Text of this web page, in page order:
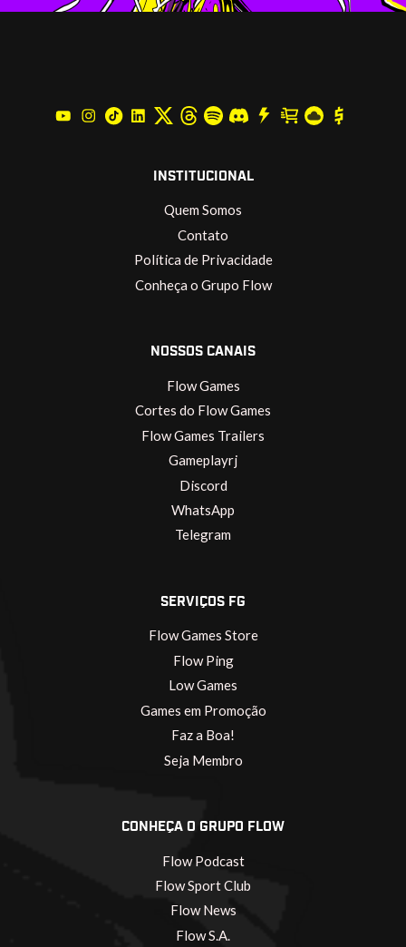
INSTITUCIONAL
Quem Somos
Contato
Política de Privacidade
Conheça o Grupo Flow
NOSSOS CANAIS
Flow Games
Cortes do Flow Games
Flow Games Trailers
Gameplayrj
Discord
WhatsApp
Telegram
SERVIÇOS FG
Flow Games Store
Flow Ping
Low Games
Games em Promoção
Faz a Boa!
Seja Membro
CONHEÇA O GRUPO FLOW
Flow Podcast
Flow Sport Club
Flow News
Flow S.A.